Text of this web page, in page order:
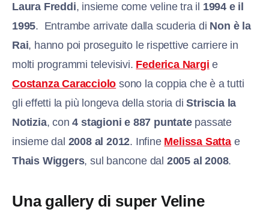
Laura Freddi, insieme come veline tra il 1994 e il
1995. Entrambe arrivate dalla scuderia di Non è la
Rai, hanno poi proseguito le rispettive carriere in
molti programmi televisivi. Federica Nargi e
Costanza Caracciolo sono la coppia che è a tutti
gli effetti la più longeva della storia diStriscia la
Notizia, con4 stagioni e 887 puntatepassate
insieme dal 2008 al 2012. Infine Melissa Sattae
Thais Wiggers, sul bancone dal 2005 al 2008.
Una gallery di super Veline